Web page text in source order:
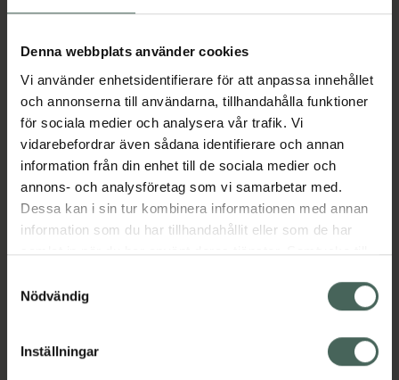
Denna webbplats använder cookies
Vi använder enhetsidentifierare för att anpassa innehållet
och annonserna till användarna, tillhandahålla funktioner
för sociala medier och analysera vår trafik. Vi
vidarebefordrar även sådana identifierare och annan
information från din enhet till de sociala medier och
annons- och analysföretag som vi samarbetar med.
Dessa kan i sin tur kombinera informationen med annan
information som du har tillhandahållit eller som de har
samlat in när du har använt deras tjänster. Samtycke till
återkalla ditt samtycke via webbplatsens
cookieinställningar. Ett återkallat samtycke påverkar inte
lagligheten av behandling som skett innan återkallelsen.
Nödvändig
Inställningar
Aktuella erbjudanden
Beskrivning Dölj
Läs alltid bipacksedeln innan
användning.
EAN:04750341005283
Bipacksedel från FASS Visa